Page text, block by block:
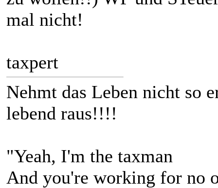
mal nicht!
taxpert
Nehmt das Leben nicht so
lebend raus!!!!
"Yeah, I'm the taxman
And you're working for no